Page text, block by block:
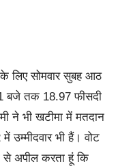
के लिए सोमवार सुबह आठ
बजे तक 18.97 फीसदी
ने भी खटीमा में मतदान
उम्मीदवार भी हैं। वोट
से अपील करता हूं कि